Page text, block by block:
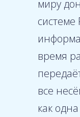
миру
время
все
как